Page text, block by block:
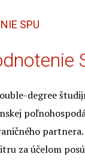
SPU
degree
za účelom